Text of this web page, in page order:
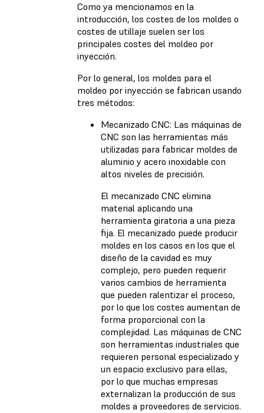
Como ya mencionamos en la
introducción, los costes de los moldes o
costes de utillaje suelen ser los
principales costes del moldeo por
inyección.
Por lo general, los moldes para el
moldeo por inyección se fabrican usando
tres métodos:
Mecanizado CNC: Las máquinas de
CNC son las herramientas más
utilizadas para fabricar moldes de
aluminio y acero inoxidable con
altos niveles de precisión.
El mecanizado CNC elimina
material aplicando una
herramienta giratoria a una pieza
fija. El mecanizado puede producir
moldes en los casos en los que el
diseño de la cavidad es muy
complejo, pero pueden requerir
varios cambios de herramienta
que pueden ralentizar el proceso,
por lo que los costes aumentan de
forma proporcional con la
complejidad. Las máquinas de CNC
son herramientas industriales que
requieren personal especializado y
un espacio exclusivo para ellas,
por lo que muchas empresas
externalizan la producción de sus
moldes a proveedores de servicios.